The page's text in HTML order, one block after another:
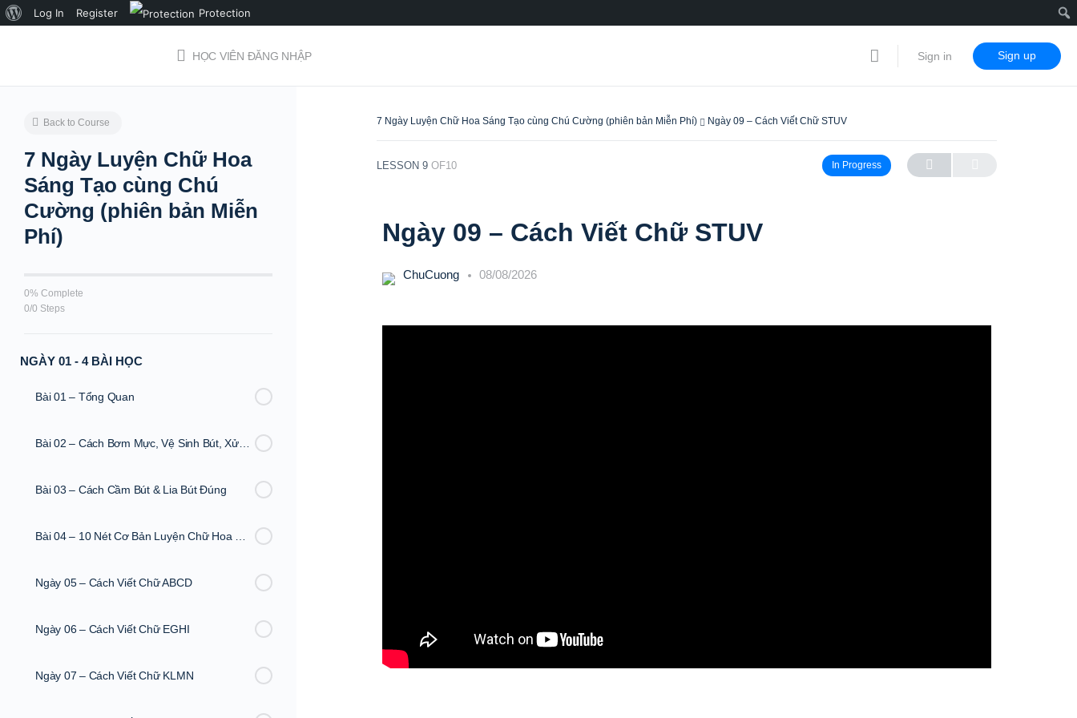
Giới
WordPress
Log In Register Protection
HỌC VIÊN ĐĂNG NHẬP
Sign in Sign up
Back to Course
7 Ngày Luyện Chữ Hoa
Sáng Tạo cùng Chú
Cường (phiên bản Miễn
Phí)
0% Complete
0/0 Steps
NGÀY 01 - 4 BÀI HỌC
Bài 01 – Tổng Quan
Bài 02 – Cách Bơm Mực, Vệ Sinh Bút, Xử Lí Khi Bút Không Ra Mực
Bài 03 – Cách Cầm Bút & Lia Bút Đúng
Ngày 05 – Cách Viết Chữ ABCD
Ngày 06 – Cách Viết Chữ EGHI
Ngày 07 – Cách Viết Chữ KLMN
7 Ngày Luyện Chữ Hoa Sáng Tạo cùng Chú Cường (phiên bản Miễn Phí) Ngày 09 – Cách Viết Chữ STUV
LESSON 9 OF10 In Progress
Ngày 09 – Cách Viết Chữ STUV
ChuCuong 08/08/2026